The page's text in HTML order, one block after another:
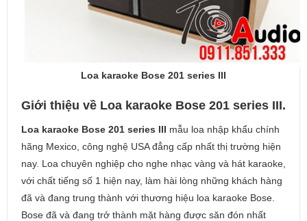
Loa karaoke Bose 201 series III
Giới thiệu về Loa karaoke Bose 201 series III.
Loa karaoke Bose 201 series III mẫu loa nhập khẩu chính
hãng Mexico, công nghệ USA đẳng cấp nhất thị trường hiện
nay. Loa chuyên nghiệp cho nghe nhạc vàng và hát karaoke,
với chất tiếng số 1 hiện nay, làm hài lòng những khách hàng
đã và đang trung thành với thương hiệu loa karaoke Bose.
Bose đã và đang trở thành mặt hàng được săn đón nhất